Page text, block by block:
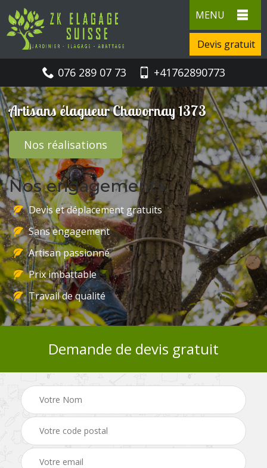
MENU
Devis gratuit
076 289 07 73 +41762890773
Artisans élagueur Chavornay 1373
Nos réalisations
Nos engagements
Devis et déplacement gratuits
Sans engagement
Artisan passionné
Prix imbattable
Travail de qualité
Demande de devis gratuit